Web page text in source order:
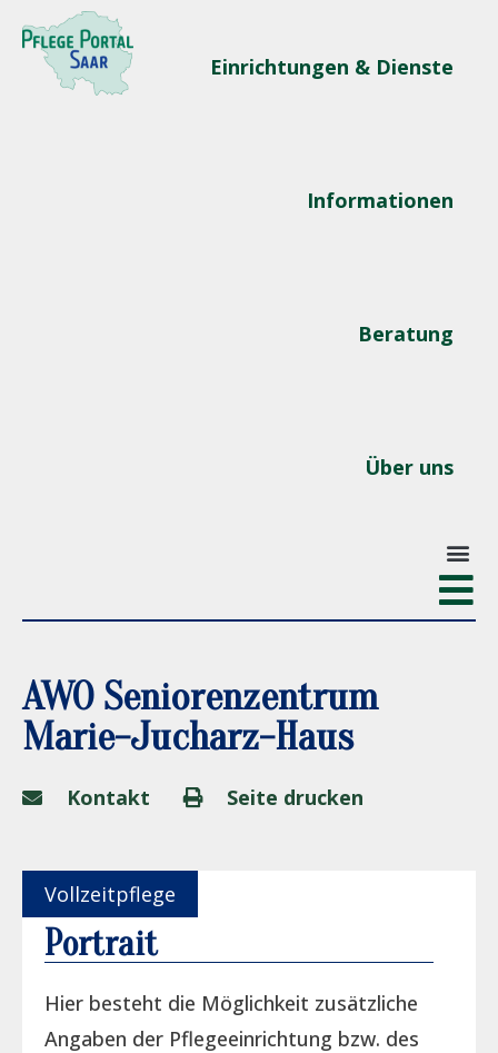
Einrichtungen & Dienste
Informationen
Beratung
Über uns
AWO Seniorenzentrum
Marie-Jucharz-Haus
Kontakt Seite drucken
Vollzeitpflege
Portrait
Hier besteht die Möglichkeit zusätzliche
Angaben der Pflegeeinrichtung bzw. des